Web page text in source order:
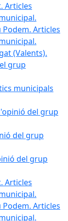
Articles
Articles
(Valents).
grup
municipals
del grup
del grup
del grup
Articles
Articles